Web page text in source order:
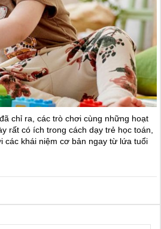
chỉ ra, các trò chơi cùng những hoạt
rất có ích trong cách dạy trẻ học toán,
các khái niệm cơ bản ngay từ lứa tuổi